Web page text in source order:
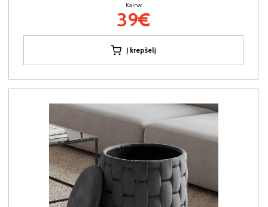
Kaina:
39€
Į krepšelį